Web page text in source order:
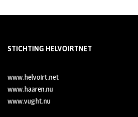
STICHTING HELVOIRTNET
www.helvoirt.net
www.haaren.nu
www.vught.nu